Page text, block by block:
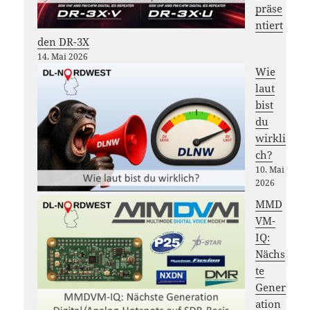
präse
ntiert
den DR-3X
14. Mai 2026
Wie
laut
bist
du
wirkli
ch?
10. Mai
2026
MMD
VM-
IQ:
Nächs
te
Gener
ation